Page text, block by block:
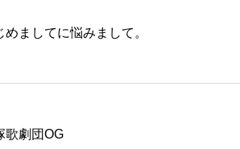
めましてに悩みまして。
歌劇団OG